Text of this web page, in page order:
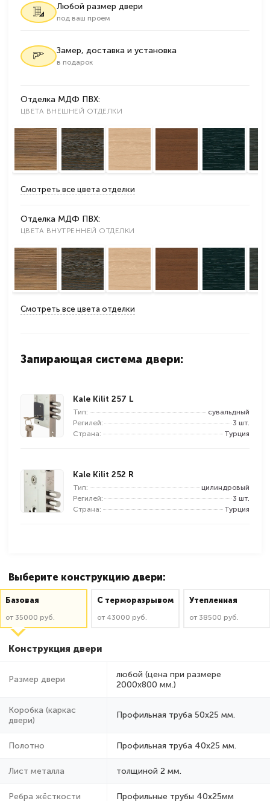
Любой размер двери
под ваш проем
Замер, доставка и установка
в подарок
Отделка МДФ ПВХ:
ЦВЕТА ВНЕШНЕЙ ОТДЕЛКИ
Смотреть все цвета отделки
Отделка МДФ ПВХ:
ЦВЕТА ВНУТРЕННЕЙ ОТДЕЛКИ
Смотреть все цвета отделки
Запирающая система двери:
Kale Kilit 257 L
Тип:
сувальдный
Регилей:
3 шт.
Страна:
Турция
Kale Kilit 252 R
Тип:
цилиндровый
Регилей:
3 шт.
Страна:
Турция
Выберите конструкцию двери:
Базовая
от 35000 руб.
C терморазрывом
от 43000 руб.
Утепленная
от 38500 руб.
Конструкция двери
Размер двери
любой (цена при размере
2000x800 мм.)
Коробка (каркас
двери)
Профильная труба 50х25 мм.
Полотно Профильная труба 40х25 мм.
Лист металла толщиной 2 мм.
Ребра жёсткости Профильные трубы 40х25мм